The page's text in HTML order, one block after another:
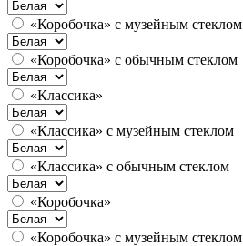
«Коробочка» с музейным стеклом
«Коробочка» с обычным стеклом
«Классика»
«Классика» с музейным стеклом
«Классика» с обычным стеклом
«Коробочка»
«Коробочка» с музейным стеклом